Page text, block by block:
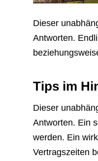
Dieser
Antworten.
Tips im
Dieser
Antworten. Ein
werden. Ein
Vertragszeiten